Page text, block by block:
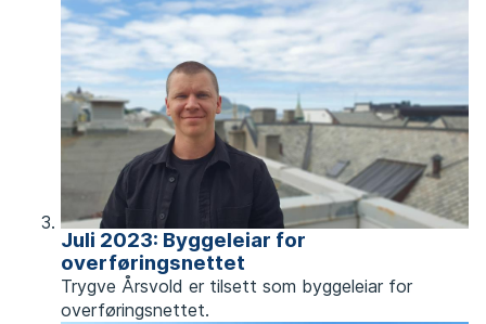
Juli 2023: Byggeleiar for
overføringsnettet
Trygve Årsvold er tilsett som byggeleiar for
overføringsnettet.